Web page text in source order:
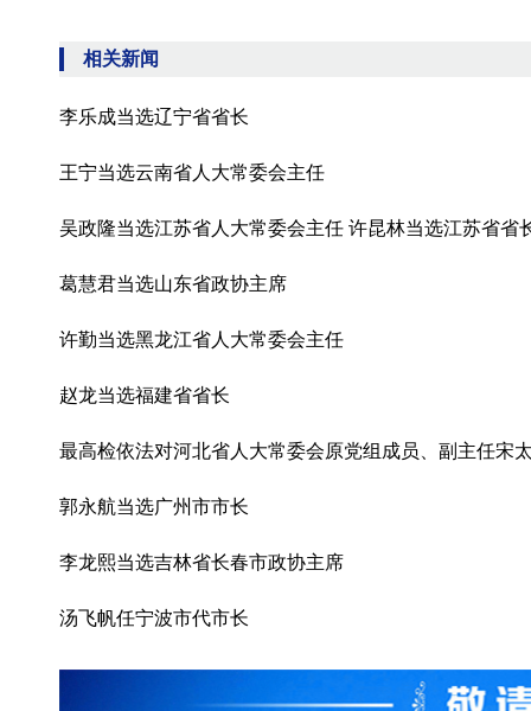
相关新闻
李乐成当选辽宁省省长
王宁当选云南省人大常委会主任
吴政隆当选江苏省人大常委会主任 许昆林当选江苏省省
葛慧君当选山东省政协主席
许勤当选黑龙江省人大常委会主任
赵龙当选福建省省长
最高检依法对河北省人大常委会原党组成员、副主任宋
郭永航当选广州市市长
李龙熙当选吉林省长春市政协主席
汤飞帆任宁波市代市长